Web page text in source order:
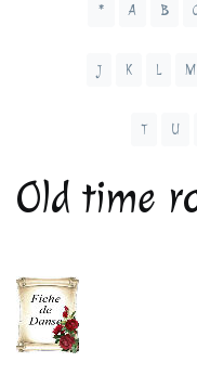
* A B
J K L M
T U
Old time